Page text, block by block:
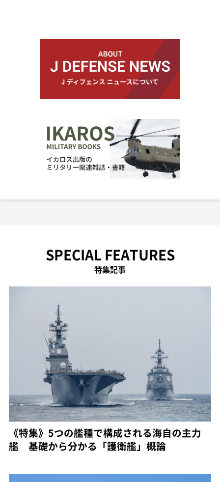
SPECIAL FEATURES
特集記事
《特集》5つの艦種で構成される海自の主力
艦 基礎から分かる「護衛艦」概論